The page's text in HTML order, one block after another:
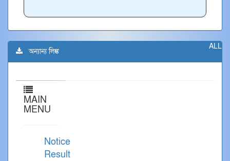
ALL
অন্যান্য লিঙ্ক
MAIN
MENU
Notice
Result